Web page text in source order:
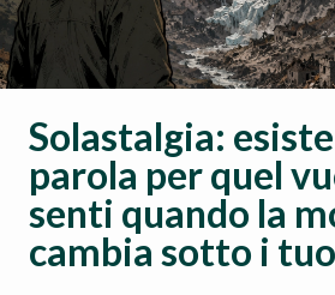
Solastalgia:
parola per quel
senti quando la
cambia sotto i